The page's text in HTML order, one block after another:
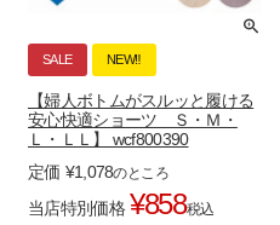
SALE NEW‼
【婦人ボトムがスルッと履ける
安心快適ショーツ Ｓ・Ｍ・
Ｌ・ＬＬ】 wcf800390
定価 ¥1,078のところ
当店特別価格 ¥858税込